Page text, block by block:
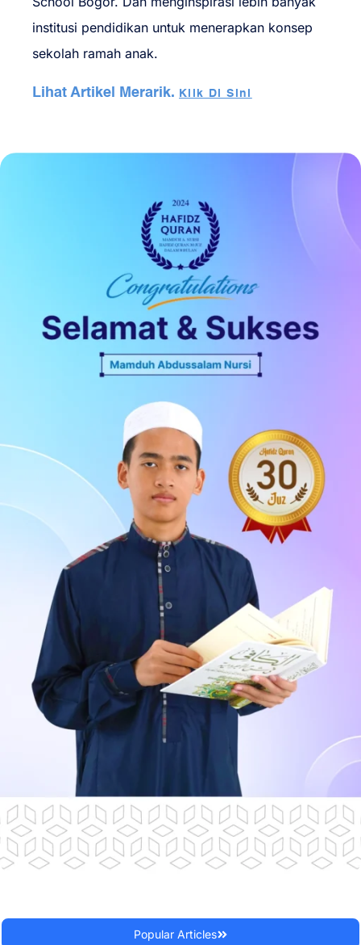
institusi pendidikan untuk menerapkan konsep
sekolah ramah anak.
Lihat Artikel Merarik. Klik Di Sini
Popular Articles